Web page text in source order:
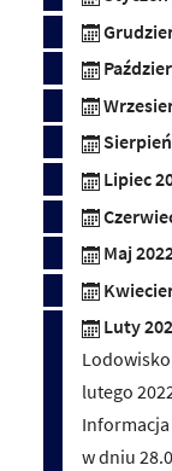
Lipiec
Maj
Luty
lutego
w dniu